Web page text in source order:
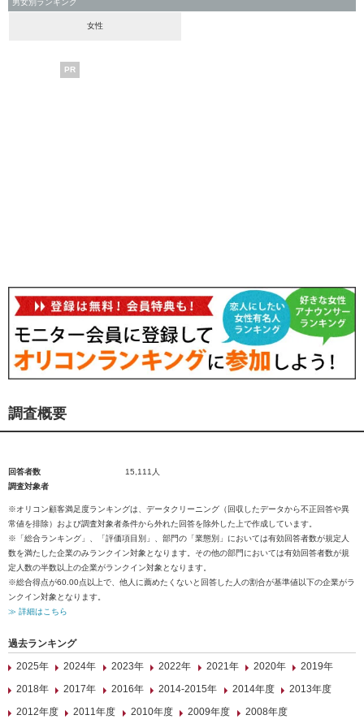
男女別ランキング
女性
PR
調査概要
回答者数
15,111人
調査対象者
※オリコン顧客満足度ランキングは、データクリーニング（回収したデータから不正回答や異
常値を排除）および調査対象者条件から外れた回答を除外した上で作成しています。
※「総合ランキング」、「評価項目別」、部門の「業態別」においては有効回答者数が規定人
数を満たした企業のみランクイン対象となります。その他の部門においては有効回答者数が規
定人数の半数以上の企業がランクイン対象となります。
※総合得点が60.00点以上で、他人に薦めたくないと回答した人の割合が基準値以下の企業がラ
ンクイン対象となります。
≫ 詳細はこちら
過去ランキング
2025年
2024年 2023年 2022年 2021年 2020年
2019年
2018年
2017年 2016年 2014-2015年 2014年度
2013年度
2012年度
2011年度 2010年度 2009年度 2008年度